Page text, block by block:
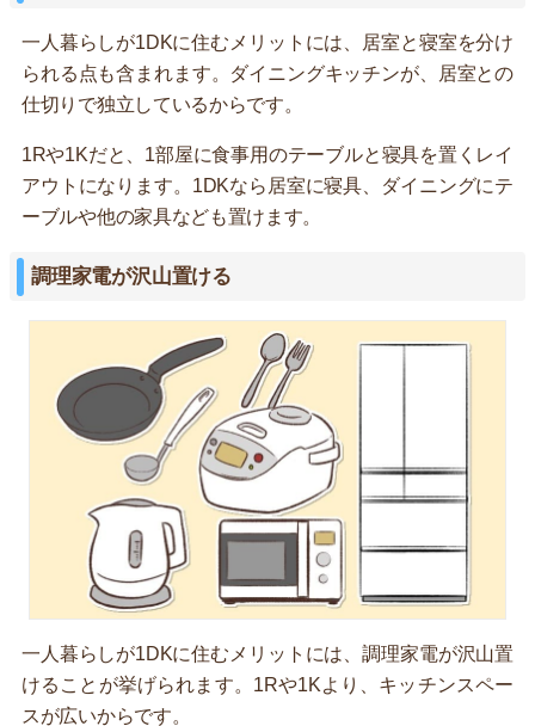
一人暮らしが1DKに住むメリットには、居室と寝室を分け
られる点も含まれます。ダイニングキッチンが、居室との
仕切りで独立しているからです。
1Rや1Kだと、1部屋に食事用のテーブルと寝具を置くレイ
アウトになります。1DKなら居室に寝具、ダイニングにテ
ーブルや他の家具なども置けます。
調理家電が沢山置ける
一人暮らしが1DKに住むメリットには、調理家電が沢山置
けることが挙げられます。1Rや1Kより、キッチンスペー
スが広いからです。